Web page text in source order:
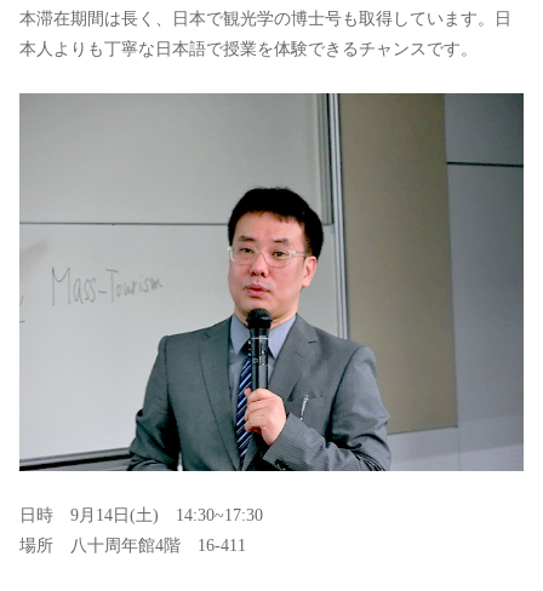
本滞在期間は長く、日本で観光学の博士号も取得しています。日
本人よりも丁寧な日本語で授業を体験できるチャンスです。
日時 9月14日(土) 14:30~17:30
場所 八十周年館4階 16-411